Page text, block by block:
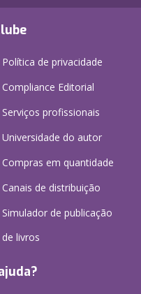
Política de privacidade
Compliance Editorial
Serviços profissionais
Universidade do autor
Compras em quantidade
Canais de distribuição
Simulador de publicação
de livros